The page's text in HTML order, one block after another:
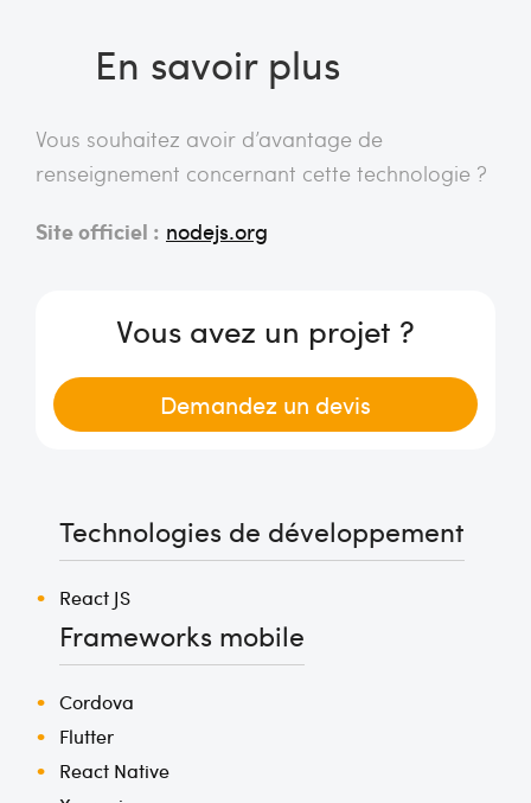
En savoir plus
Vous souhaitez avoir d’avantage de
renseignement concernant cette technologie ?
Site officiel : nodejs.org
Vous avez un projet ?
Demandez un devis
Technologies de développement
React JS
Frameworks mobile
Cordova
Flutter
React Native